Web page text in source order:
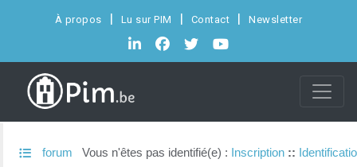
À propos Lu sur PIM Contact Newsletter
forum Vous n'êtes pas identifié(e) : Inscription ::